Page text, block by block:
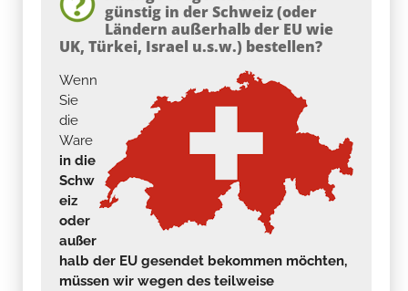
günstig in der Schweiz (oder
Ländern außerhalb der EU wie
UK, Türkei, Israel u.s.w.) bestellen?
Wenn
Sie
die
Ware
in die
Schw
eiz
oder
außer
halb der EU gesendet bekommen möchten,
müssen wir wegen des teilweise